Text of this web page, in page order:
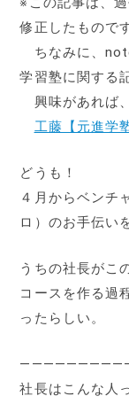
修正したもので
ちなみに、
学習塾に関する
興味があれば
工藤【元進学
どうも！
４月からベンチ
ロ）のお手伝い
うちの社長がこ
コースを作る過
ったらしい。
社長はこんな人